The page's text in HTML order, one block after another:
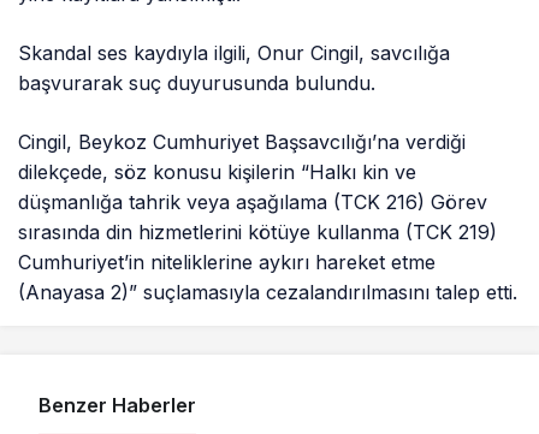
Skandal ses kaydıyla ilgili, Onur Cingil, savcılığa
başvurarak suç duyurusunda bulundu.
Cingil, Beykoz Cumhuriyet Başsavcılığı’na verdiği
dilekçede, söz konusu kişilerin “Halkı kin ve
düşmanlığa tahrik veya aşağılama (TCK 216) Görev
sırasında din hizmetlerini kötüye kullanma (TCK 219)
Cumhuriyet’in niteliklerine aykırı hareket etme
(Anayasa 2)” suçlamasıyla cezalandırılmasını talep etti.
Benzer Haberler